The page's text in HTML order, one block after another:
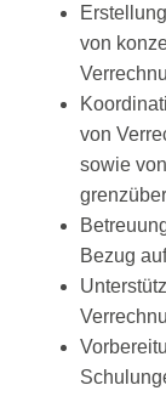
von
von
sowie
Bezug